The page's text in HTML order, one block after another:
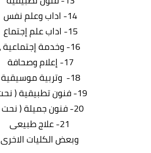
14- اداب وعلم نفس
15- اداب علم إجتماع
16- وخدمة إجتماعية ،
17- إعلام وصحافة
18- وتربية موسيقية
19- فنون تطبيقية ( نحت )
20- فنون جميلة ( نحت )
وبعض الكليات الاخرى